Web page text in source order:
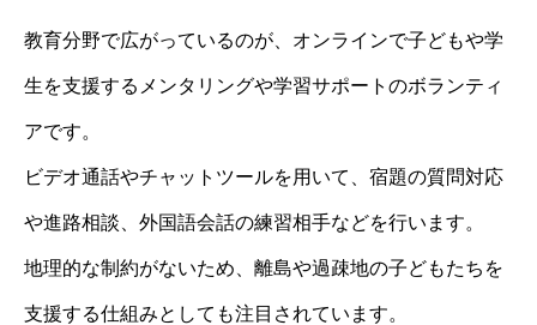
教育分野で広がっているのが、オンラインで子どもや学
生を支援するメンタリングや学習サポートのボランティ
アです。
ビデオ通話やチャットツールを用いて、宿題の質問対応
や進路相談、外国語会話の練習相手などを行います。
地理的な制約がないため、離島や過疎地の子どもたちを
支援する仕組みとしても注目されています。